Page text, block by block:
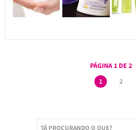
PÁGINA 1 DE 2
1
2